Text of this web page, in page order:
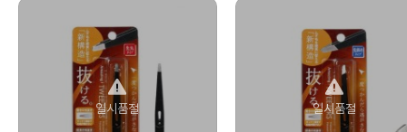
일시품절 일시품절